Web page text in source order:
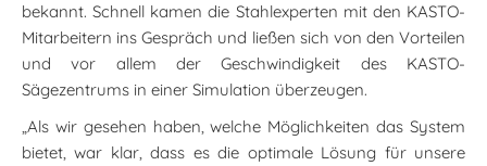
bekannt. Schnell kamen die Stahlexperten mit den KASTO-
Mitarbeitern ins Gespräch und ließen sich von den Vorteilen
und vor allem der Geschwindigkeit des KASTO-
Sägezentrums in einer Simulation überzeugen.
„Als wir gesehen haben, welche Möglichkeiten das System
bietet, war klar, dass es die optimale Lösung für unsere